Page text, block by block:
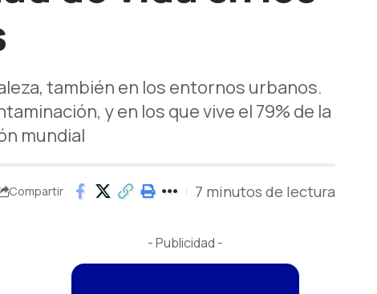
también en los entornos urbanos.
y en los que vive el 79% de la
mundial
Compartir 7 minutos de lectura
- Publicidad -